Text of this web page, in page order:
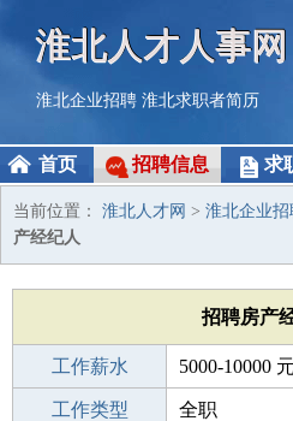
淮北人才人事网
淮北企业招聘 淮北求职者简历
首页 招聘信息 求
当前位置： 淮北人才网 > 淮北企业招
产经纪人
招聘房产
工作薪水 5000-10000
招聘人数 若干
工作类型 全职